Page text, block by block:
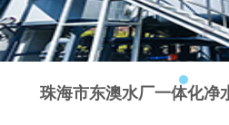
珠海市东澳水厂一体化净